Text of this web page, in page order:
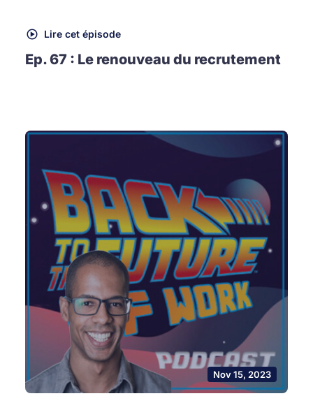
Lire cet épisode
Ep. 67 : Le renouveau du recrutement
Nov 15, 2023